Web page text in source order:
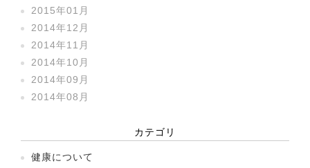
2015年01月
2014年12月
2014年11月
2014年10月
2014年09月
2014年08月
カテゴリ
健康について